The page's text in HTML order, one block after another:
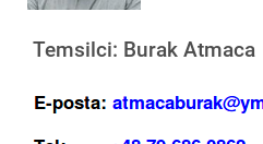
Temsilci: Burak Atmaca